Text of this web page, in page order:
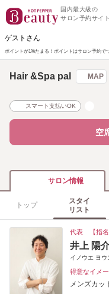
国内最大級の
サロン予約サイト
ゲストさん
ポイントが1%たまる！ ポイントはサロン予約で
Hair &Spa pal MAP
スマート支払いOK
空
サロン情報
トップ
スタイ
リスト
代表 【指名
井上 陽
イノウエ ヨウ
得意なイメ
メンズカッ